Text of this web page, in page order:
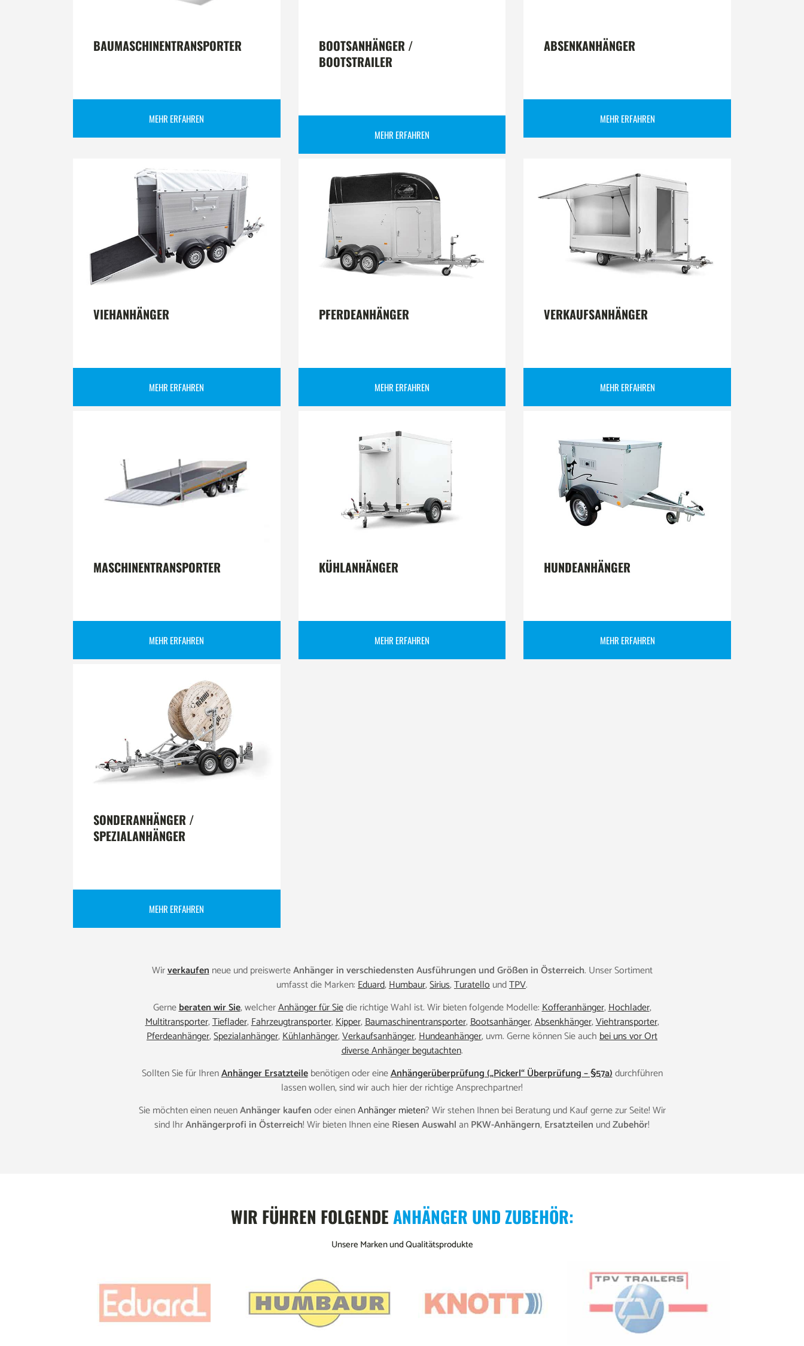
BAUMASCHINENTRANSPORTER
MEHR ERFAHREN
BOOTSANHÄNGER /
BOOTSTRAILER
MEHR ERFAHREN
ABSENKANHÄNGER
MEHR ERFAHREN
VIEHANHÄNGER
MEHR ERFAHREN
PFERDEANHÄNGER
MEHR ERFAHREN
VERKAUFSANHÄNGER
MEHR ERFAHREN
MASCHINENTRANSPORTER
MEHR ERFAHREN
KÜHLANHÄNGER
MEHR ERFAHREN
HUNDEANHÄNGER
MEHR ERFAHREN
SONDERANHÄNGER /
SPEZIALANHÄNGER
MEHR ERFAHREN
Wirverkaufenneue und preiswerteAnhänger in verschiedensten Ausführungen und Größen in Österreich. Unser Sortiment
umfasst die Marken:Eduard,Humbaur,Sirius,TuratelloundTPV.
Gerneberaten wir Sie, welcherAnhänger für Siedie richtige Wahl ist. Wir bieten folgende Modelle:Kofferanhänger,Hochlader,
Multitransporter,Tieflader,Fahrzeugtransporter,Kipper,Baumaschinentransporter,Bootsanhänger,Absenkhänger,Viehtransporter,
Pferdeanhänger,Spezialanhänger,Kühlanhänger,Verkaufsanhänger,Hundeanhänger, uvm. Gerne können Sie auchbei uns vor Ort
diverse Anhänger begutachten.
Sollten Sie für IhrenAnhänger Ersatzteilebenötigen oder eineAnhängerüberprüfung („Pickerl“ Überprüfung – §57a)durchführen
lassen wollen, sind wir auch hier der richtige Ansprechpartner!
Sie möchten einen neuenAnhänger kaufenoder einenAnhänger mieten? Wir stehen Ihnen bei Beratung und Kauf gerne zur Seite! Wir
sind IhrAnhängerprofi in Österreich! Wir bieten Ihnen eineRiesen Auswahl anPKW-Anhängern,Ersatzteilen undZubehör!
WIR FÜHREN FOLGENDEANHÄNGER UND ZUBEHÖR:
Unsere Marken und Qualitätsprodukte